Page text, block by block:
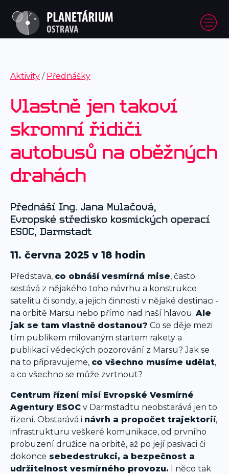
Aktivity / Přednášky
Vlastně jen takoví
skromní řidiči
autobusů na oběžných
drahách
Přednáší Ing. Jana Mulačová,
Evropské středisko kosmických operací
ESOC, Darmstadt
11. června 2025 v 18 hodin
Představa, co obnáší vesmírná mise, často
sestává z nějakého toho návrhu a konstrukce
satelitu či sondy, a jejich činnosti v nějaké destinaci -
na orbitě Marsu nebo přímo nad naší hlavou. Ale
jak se tam vlastně dostanou? Co se děje mezi
tím publikem milovaným startem rakety a
publikací vědeckých pozorování z Marsu? Jak se
na to připravujeme, co všechno musíme udělat,
a co všechno se může zvrtnout?
Centrum řízení misí Evropské Vesmírné
Agentury ESOC v Darmstadtu neobstarává jen to
řízení. Obstarává i návrh a propočet trajektorií,
infrastrukturu veškeré komunikace, od prvního
probuzení družice na orbitě, až po její pasivaci či
dokonce sebedestrukci, a bezpečnost a
udržitelnost vesmírného provozu. I něco tak